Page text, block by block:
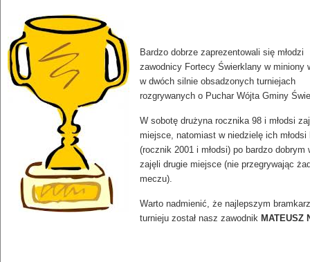
Bardzo dobrze zaprezentowali się młodzi
zawodnicy Fortecy Świerklany w miniony
w dwóch silnie obsadzonych turniejach
rozgrywanych o Puchar Wójta Gminy
W sobotę drużyna rocznika 98 i młodsi
miejsce, natomiast w niedzielę ich młodsi
(rocznik 2001 i młodsi) po bardzo dobrym
zajęli drugie miejsce (nie przegrywając
meczu).
Warto nadmienić, że najlepszym
turnieju został nasz zawodnik MATEUSZ